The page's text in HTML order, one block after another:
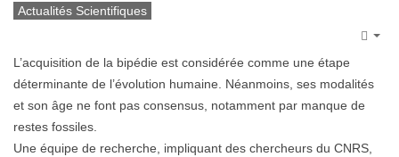
Actualités Scientifiques
L’acquisition de la bipédie est considérée comme une étape
déterminante de l’évolution humaine. Néanmoins, ses modalités
et son âge ne font pas consensus, notamment par manque de
restes fossiles.
Une équipe de recherche, impliquant des chercheurs du CNRS,